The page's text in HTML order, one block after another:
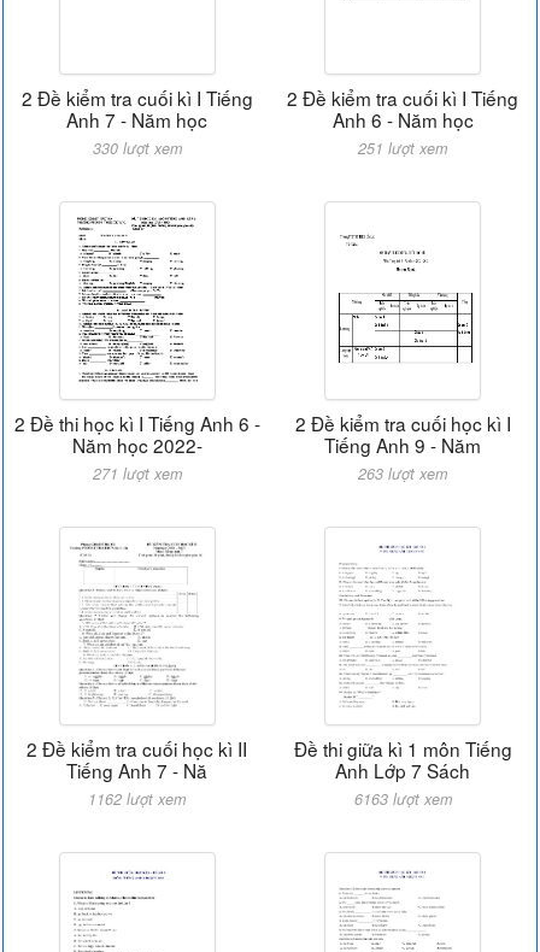
2 Đề kiểm tra cuối kì I Tiếng
Anh 7 - Năm học
330 lượt xem
2 Đề kiểm tra cuối kì I Tiếng
Anh 6 - Năm học
251 lượt xem
2 Đề thi học kì I Tiếng Anh 6 -
Năm học 2022-
271 lượt xem
2 Đề kiểm tra cuối học kì I
Tiếng Anh 9 - Năm
263 lượt xem
2 Đề kiểm tra cuối học kì II
Tiếng Anh 7 - Nă
1162 lượt xem
Đề thi giữa kì 1 môn Tiếng
Anh Lớp 7 Sách
6163 lượt xem